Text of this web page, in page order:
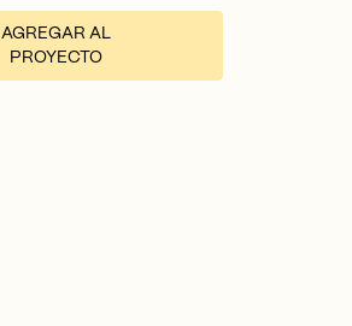
AGREGAR AL
PROYECTO